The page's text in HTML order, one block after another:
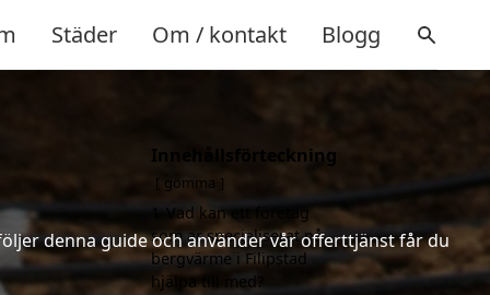
Städer Om / kontakt Blogg
denna guide och använder vår offerttjänst får du
Innehållsförteckning
gömma
1 Vad kan ett företag
som är specialiserat på
bergvärme i Filipstad
hjälpa till med?